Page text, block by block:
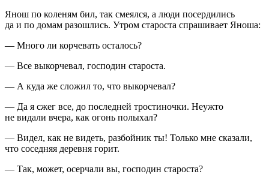
Янош по коленям бил, так смеялся, а люди посердились
да и по домам разошлись. Утром староста спрашивает Яноша:
— Много ли корчевать осталось?
— Все выкорчевал, господин староста.
— А куда же сложил то, что выкорчевал?
— Да я сжег все, до последней тростиночки. Неужто
не видали вчера, как огонь полыхал?
— Видел, как не видеть, разбойник ты! Только мне сказали,
что соседняя деревня горит.
— Так, может, осерчали вы, господин староста?